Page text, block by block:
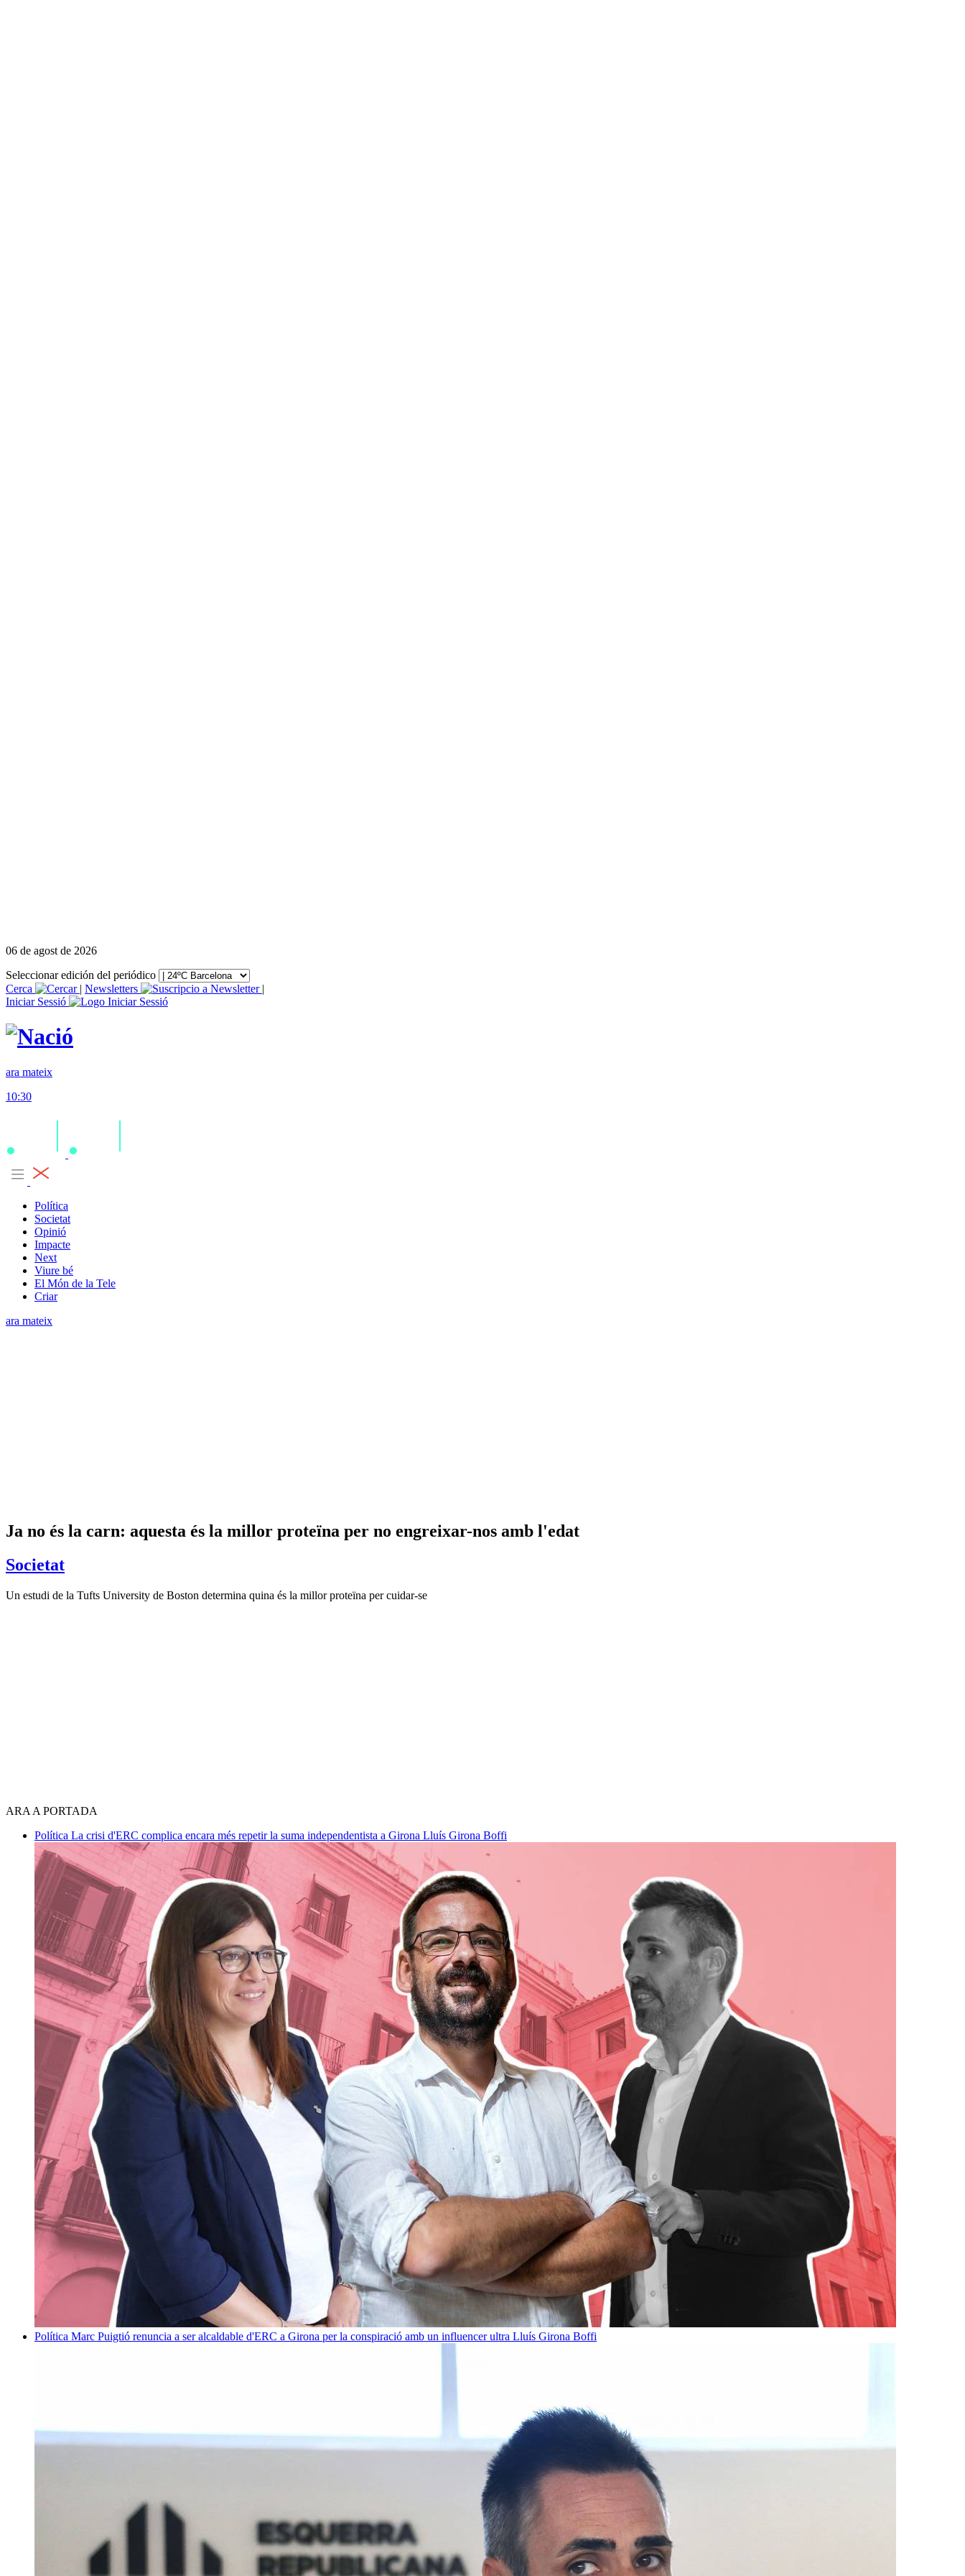
06 de agost de 2026
Seleccionar edición del periódico
Cerca
| Newsletters
|
Iniciar Sessió
ara mateix
10:30
Política
Societat
Opinió
Impacte
Next
Viure bé
El Món de la Tele
Criar
ara mateix
Ja no és la carn: aquesta és la millor proteïna per no engreixar-nos amb l'edat
Societat
Un estudi de la Tufts University de Boston determina quina és la millor proteïna per cuidar-se
ARA A PORTADA
Política La crisi d'ERC complica encara més repetir la suma independentista a Girona Lluís Girona Boffi
Política Marc Puigtió renuncia a ser alcaldable d'ERC a Girona per la conspiració amb un influencer ultra Lluís Girona Boffi